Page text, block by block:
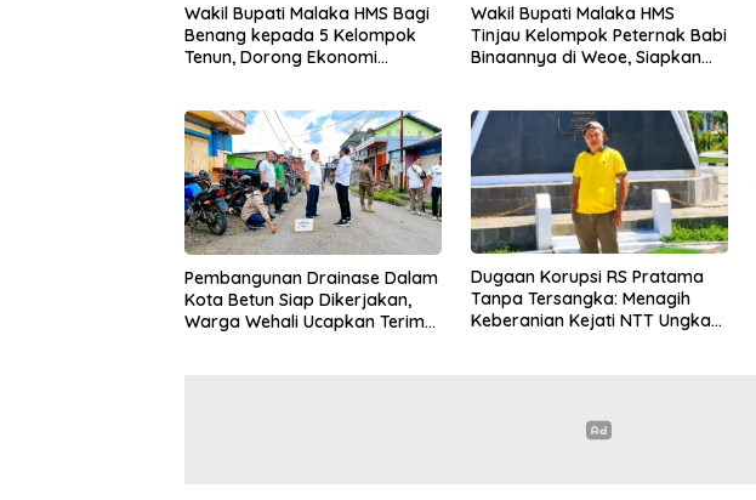
Wakil Bupati Malaka HMS Bagi
Benang kepada 5 Kelompok
Tenun, Dorong Ekonomi
Wakil Bupati Malaka HMS
Tinjau Kelompok Peternak Babi
Binaannya di Weoe, Siapkan
Pembangunan Drainase Dalam
Kota Betun Siap Dikerjakan,
Warga Wehali Ucapkan Terima
Dugaan Korupsi RS Pratama
Tanpa Tersangka: Menagih
Keberanian Kejati NTT Ungkap